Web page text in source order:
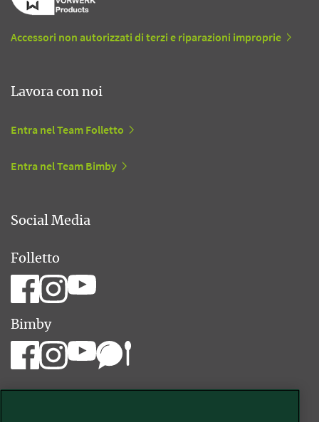
Accessori non autorizzati di terzi e riparazioni improprie
Lavora con noi
Entra nel Team Folletto
Entra nel Team Bimby
Social Media
Folletto
Bimby